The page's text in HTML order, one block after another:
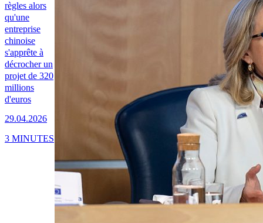
règles alors
qu'une
entreprise
chinoise
s'apprête à
décrocher un
projet de 320
millions
d'euros
29.04.2026
3 MINUTES